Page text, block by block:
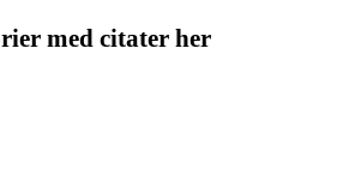
med citater her